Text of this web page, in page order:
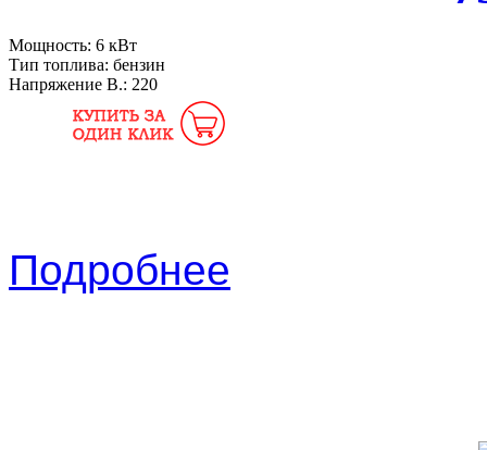
Мощность: 6 кВт
Тип топлива: бензин
Напряжение В.: 220
Подробнее